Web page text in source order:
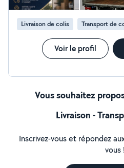
Livraison de colis Transport de
Voir le profil
Vous souhaitez
Livraison -
Inscrivez-vous et répondez
vous !